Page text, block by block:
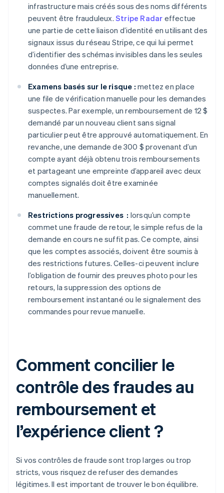
infrastructure mais créés sous des noms différents
peuvent être frauduleux. Stripe Radar effectue
une partie de cette liaison d’identité en utilisant des
signaux issus du réseau Stripe, ce qui lui permet
d’identifier des schémas invisibles dans les seules
données d’une entreprise.
Examens basés sur le risque : mettez en place
une file de vérification manuelle pour les demandes
suspectes. Par exemple, un remboursement de 12 $
demandé par un nouveau client sans signal
particulier peut être approuvé automatiquement. En
revanche, une demande de 300 $ provenant d’un
compte ayant déjà obtenu trois remboursements
et partageant une empreinte d’appareil avec deux
comptes signalés doit être examinée
manuellement.
Restrictions progressives : lorsqu’un compte
commet une fraude de retour, le simple refus de la
demande en cours ne suffit pas. Ce compte, ainsi
que les comptes associés, doivent être soumis à
des restrictions futures. Celles-ci peuvent inclure
l’obligation de fournir des preuves photo pour les
retours, la suppression des options de
remboursement instantané ou le signalement des
commandes pour revue manuelle.
Comment concilier le
contrôle des fraudes au
remboursement et
l’expérience client ?
Si vos contrôles de fraude sont trop larges ou trop
stricts, vous risquez de refuser des demandes
légitimes. Il est important de trouver le bon équilibre.